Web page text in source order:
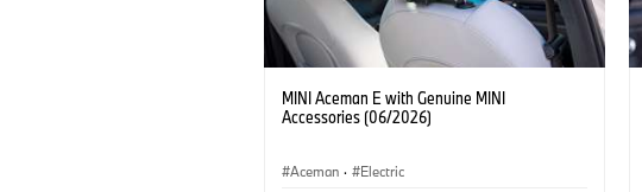
MINI Aceman E with Genuine MINI
Accessories (06/2026)
Aceman · Electric